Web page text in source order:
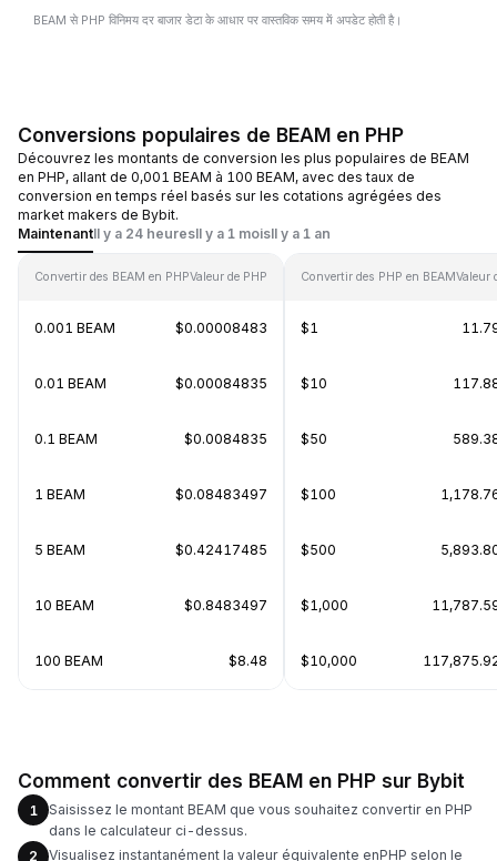
BEAM से PHP विनिमय दर बाजार डेटा के आधार पर वास्तविक समय में अपडेट होती है।
Conversions populaires de BEAM en PHP
Découvrez les montants de conversion les plus populaires de BEAM
en PHP, allant de 0,001 BEAM à 100 BEAM, avec des taux de
conversion en temps réel basés sur les cotations agrégées des
market makers de Bybit.
MaintenantIl y a 24 heuresIl y a 1 moisIl y a 1 an
Convertir des BEAM en PHPValeur de PHP
0.001 BEAM $0.00008483
0.01 BEAM $0.00084835
0.1 BEAM $0.0084835
1 BEAM $0.08483497
5 BEAM $0.42417485
10 BEAM $0.8483497
100 BEAM $8.48
Convertir des PHP en BEAMValeur
$1
$10
$50
$100
$500
$1,000
$10,000
Comment convertir des BEAM en PHP sur Bybit
1
Saisissez le montant BEAM que vous souhaitez convertir en PHP
dans le calculateur ci-dessus.
2
Visualisez instantanément la valeur équivalente enPHP selon le